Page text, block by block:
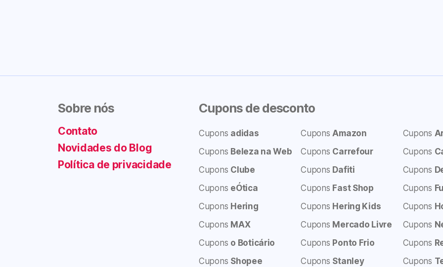
Sobre nós
Contato
Novidades do Blog
Política de privacidade
Cupons de desconto
Cupons adidas CuponsAmazon Cupons
Cupons Beleza na Web Cupons Carrefour Cupons
Cupons Clube Cupons Dafiti Cupons
Cupons eÓtica Cupons Fast Shop Cupons
Cupons Hering Cupons Hering Kids Cupons
Cupons MAX Cupons Mercado Livre Cupons
Cupons o Boticário Cupons Ponto Frio Cupons
Cupons Shopee Cupons Stanley Cupons